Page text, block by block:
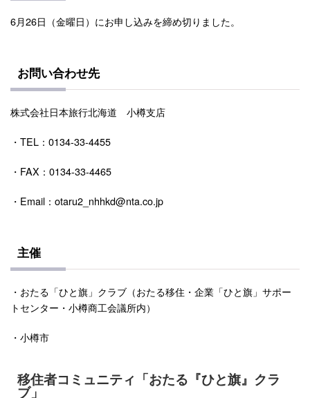
6月26日（金曜日）にお申し込みを締め切りました。
お問い合わせ先
株式会社日本旅行北海道 小樽支店
・TEL：0134-33-4455
・FAX：0134-33-4465
・Email：otaru2_nhhkd@nta.co.jp
主催
・おたる「ひと旗」クラブ（おたる移住・企業「ひと旗」サポー
トセンター・小樽商工会議所内）
・小樽市
移住者コミュニティ「おたる『ひと旗』クラ
ブ」